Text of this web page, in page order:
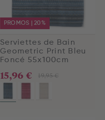
PROMOS | 20%
Serviettes de Bain
Geometric Print Bleu
Foncé 55x100cm
19,95 €
15,96 €